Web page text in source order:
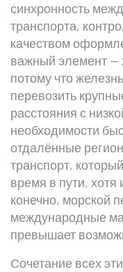
синхронность
транспорта,
качеством
важный элемент —
потому что
перевозить
расстояния с
необходимости
отдалённые
транспорт,
время в пути,
конечно, морской
международные
превышает
Сочетание всех